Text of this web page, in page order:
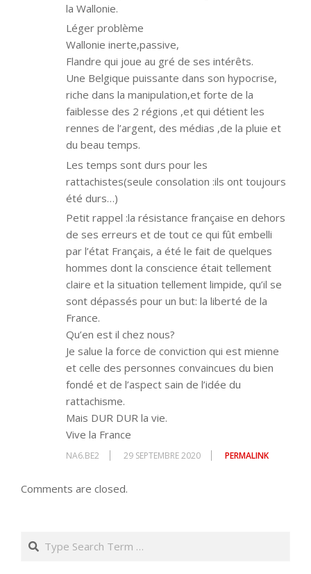
la Wallonie.
Léger problème
Wallonie inerte,passive,
Flandre qui joue au gré de ses intérêts.
Une Belgique puissante dans son hypocrise,
riche dans la manipulation,et forte de la
faiblesse des 2 régions ,et qui détient les
rennes de l’argent, des médias ,de la pluie et
du beau temps.
Les temps sont durs pour les
rattachistes(seule consolation :ils ont toujours
été durs…)
Petit rappel :la résistance française en dehors
de ses erreurs et de tout ce qui fût embelli
par l’état Français, a été le fait de quelques
hommes dont la conscience était tellement
claire et la situation tellement limpide, qu’il se
sont dépassés pour un but: la liberté de la
France.
Qu’en est il chez nous?
Je salue la force de conviction qui est mienne
et celle des personnes convaincues du bien
fondé et de l’aspect sain de l’idée du
rattachisme.
Mais DUR DUR la vie.
Vive la France
NA6.BE2 29 SEPTEMBRE 2020 PERMALINK
Comments are closed.
Search